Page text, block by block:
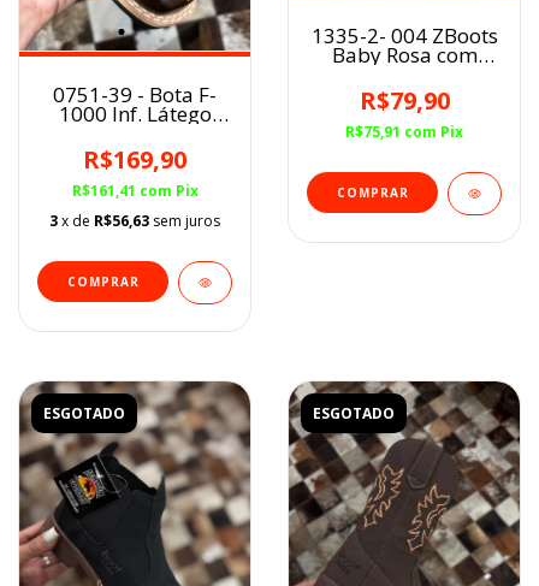
0751-39 - Bota F-
1000 Inf. Látego
Café Texana Cano
Curto BQ
R$169,90
R$161,41 com Pix
3x de R$56,63 sem juros
COMPRAR
1335-2- 004 ZBoots
Baby Rosa com
R$79,90
R$75,91 com Pix
COMPRAR
ESGOTADO ESGOTADO